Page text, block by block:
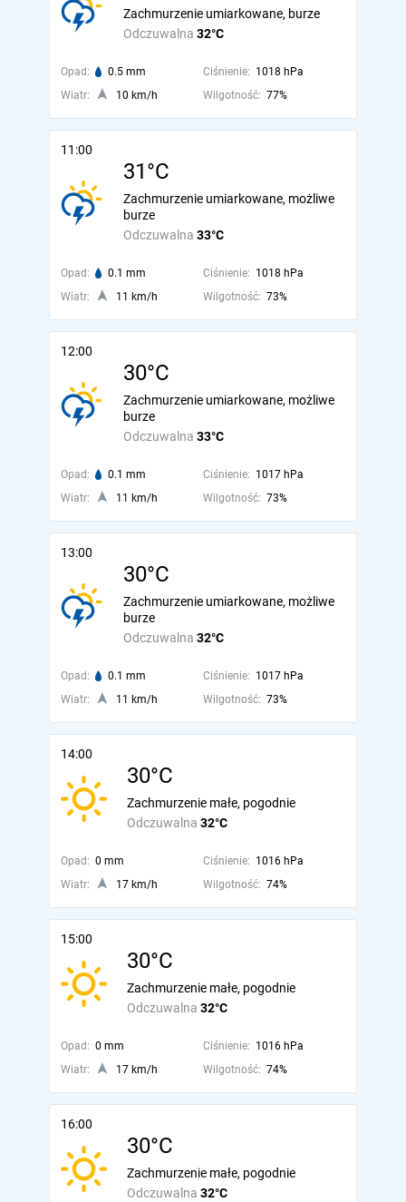
Odczuwalna 32°C
Zachmurzenie umiarkowane, burze
Opad: 0.5 mm Ciśnienie: 1018 hPa
Wiatr:
10 km/h Wilgotność: 77%
11:00
31°C
Odczuwalna 33°C
Zachmurzenie umiarkowane, możliwe
burze
Opad: 0.1 mm Ciśnienie: 1018 hPa
Wiatr:
11 km/h Wilgotność: 73%
12:00
30°C
Odczuwalna 33°C
Zachmurzenie umiarkowane, możliwe
burze
Opad: 0.1 mm Ciśnienie: 1017 hPa
Wiatr:
11 km/h Wilgotność: 73%
13:00
30°C
Odczuwalna 32°C
Zachmurzenie umiarkowane, możliwe
burze
Opad: 0.1 mm Ciśnienie: 1017 hPa
Wiatr:
11 km/h Wilgotność: 73%
14:00
30°C
Odczuwalna 32°C
Zachmurzenie małe, pogodnie
Opad: 0 mm Ciśnienie: 1016 hPa
Wiatr:
17 km/h Wilgotność: 74%
15:00
30°C
Odczuwalna 32°C
Zachmurzenie małe, pogodnie
Opad: 0 mm Ciśnienie: 1016 hPa
Wiatr:
17 km/h Wilgotność: 74%
16:00
30°C
Odczuwalna 32°C
Zachmurzenie małe, pogodnie